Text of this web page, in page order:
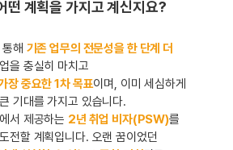
떤 계획을 가지고 계신지요?
해 기존 업무의 전문성을 한 단계 더
을 충실히 마치고
장 중요한 1차 목표이며, 이미 세심하게
기대를 가지고 있습니다.
서 제공하는 2년 취업 비자(PSW)를
전할 계획입니다. 오랜 꿈이었던